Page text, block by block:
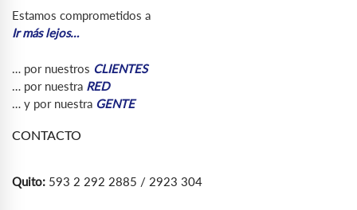
Estamos comprometidos a
Ir más lejos…
… por nuestros CLIENTES
… por nuestra RED
… y por nuestra GENTE
CONTACTO
Quito: 593 2 292 2885 / 2923 304